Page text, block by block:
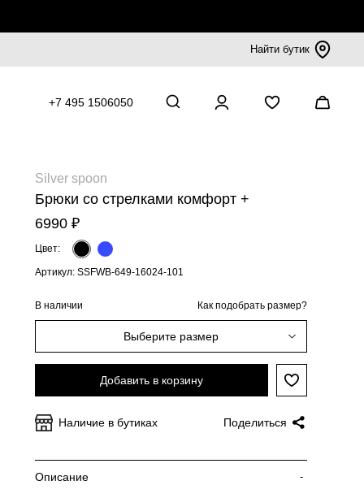
Найти бутик
+7 495 1506050
Silver spoon
Брюки со стрелками комфорт +
6990 ₽
Цвет:
Артикул: SSFWB-649-16024-101
В наличии Как подобрать размер?
Выберите размер
Добавить в корзину
Наличие в бутиках Поделиться
Описание -